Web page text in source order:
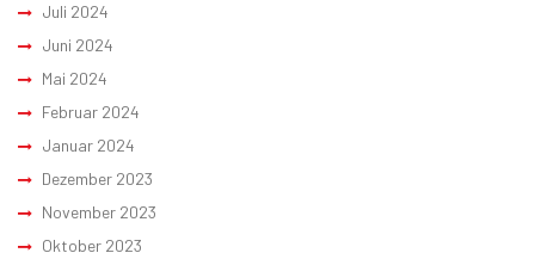
Juli 2024
Juni 2024
Mai 2024
Februar 2024
Januar 2024
Dezember 2023
November 2023
Oktober 2023